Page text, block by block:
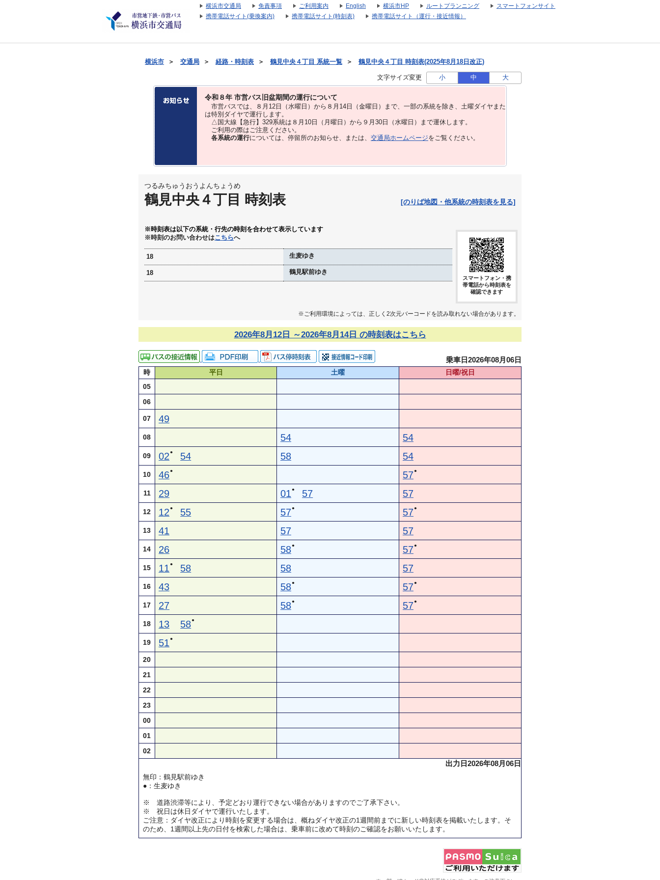
横浜市交通局 免責事項 ご利用案内 English 横浜市HP ルートプランニング
スマートフォンサイト
携帯電話サイト(乗換案内)
携帯電話サイト(時刻表) 携帯電話サイト（運行・接近情報）
横浜市 ＞ 交通局 ＞ 経路・時刻表 ＞ 鶴見中央４丁目 系統一覧 ＞ 鶴見中央４丁目 時刻表(2025年8月18日改正)
文字サイズ変更 小 中 大
令和８年 市営バス旧盆期間の運行について
市営バスでは、８⽉12⽇（水曜日）から８⽉14⽇（金曜日）まで、⼀部の系統を除き、⼟曜ダイヤまた
は特別ダイヤで運⾏します。
△国大線【急行】329系統は８月10日（月曜日）から９月30日（水曜日）まで運休します。
ご利用の際はご注意ください。
各系統の運行については、停留所のお知らせ、または、 交通局ホームページをご覧ください。
つるみちゅうおうよんちょうめ
鶴見中央４丁目 時刻表 [のりば地図・他系統の時刻表を見る]
※時刻表は以下の系統・行先の時刻を合わせて表示しています
※時刻のお問い合わせはこちらへ
18 生麦ゆき
18 鶴見駅前ゆき
スマートフォン・携
帯電話から時刻表を
確認できます
※ご利用環境によっては、正しく2次元バーコードを読み取れない場合があります。
2026年8月12日 ～2026年8月14日 の時刻表はこちら
乗車日2026年08月06日
時 平日 土曜
日曜/祝日
05
06
07 49
08 54 54
09 02 ● 54 58 54
10 46● 57●
11 29 01 ● 57 57
12 12 ● 55 57● 57●
13 41 57 57
14 26 58● 57●
15 11 ● 58 58 57
16 43 58● 57●
17 27 58● 57●
18 13 58●
19 51 ●
20
21
22
23
00
01
02
出力日2026年08月06日
無印：鶴見駅前ゆき
●：生麦ゆき
※ 道路渋滞等により、予定どおり運行できない場合がありますのでご了承下さい。
※ 祝日は休日ダイヤで運行いたします。
ご注意：ダイヤ改正により時刻を変更する場合は、概ねダイヤ改正の1週間前までに新しい時刻表を掲載いたします。そ
のため、1週間以上先の日付を検索した場合は、乗車前に改めて時刻のご確認をお願いいたします。